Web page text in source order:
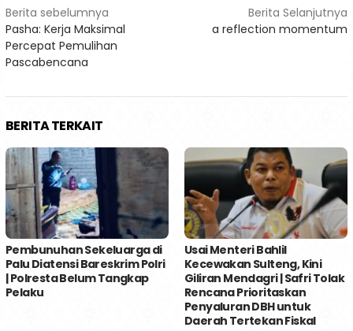
Navigasi
pos
Berita sebelumnya
Pasha: Kerja Maksimal
Percepat Pemulihan
Pascabencana
Berita Selanjutnya
a reflection momentum
BERITA TERKAIT
Pembunuhan Sekeluarga di
Palu Diatensi Bareskrim Polri
| Polresta Belum Tangkap
Pelaku
Usai Menteri Bahlil
Kecewakan Sulteng, Kini
Giliran Mendagri | Safri Tolak
Rencana Prioritaskan
Penyaluran DBH untuk
Daerah Tertekan Fiskal